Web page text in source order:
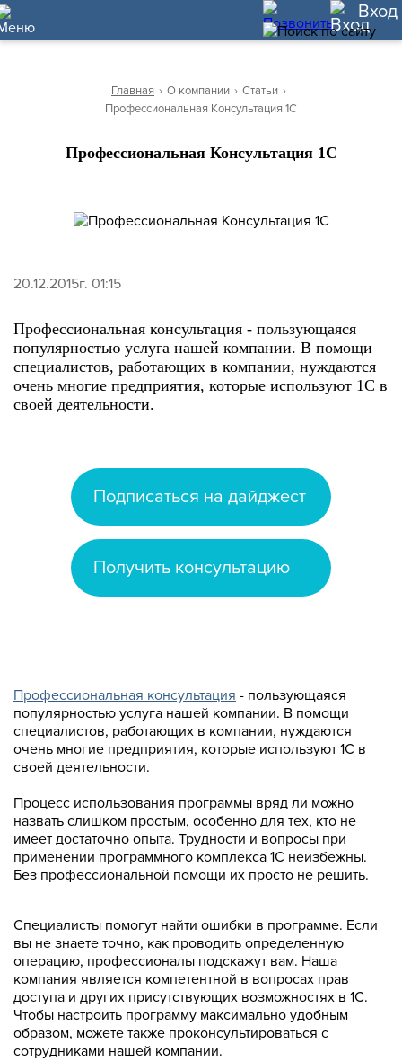
10 Вход
Главная › О компании › Статьи ›
Профессиональная Консультация 1С
Профессиональная Консультация 1С
20.12.2015г. 01:15
Профессиональная консультация - пользующаяся
популярностью услуга нашей компании. В помощи
специалистов, работающих в компании, нуждаются
очень многие предприятия, которые используют 1С в
своей деятельности.
Подписаться на дайджест
Получить консультацию
Профессиональная консультация - пользующаяся
популярностью услуга нашей компании. В помощи
специалистов, работающих в компании, нуждаются
очень многие предприятия, которые используют 1С в
своей деятельности.
Процесс использования программы вряд ли можно
назвать слишком простым, особенно для тех, кто не
имеет достаточно опыта. Трудности и вопросы при
применении программного комплекса 1С неизбежны.
Без профессиональной помощи их просто не решить.
Специалисты помогут найти ошибки в программе. Если
вы не знаете точно, как проводить определенную
операцию, профессионалы подскажут вам. Наша
компания является компетентной в вопросах прав
доступа и других присутствующих возможностях в 1С.
Чтобы настроить программу максимально удобным
образом, можете также проконсультироваться с
сотрудниками нашей компании.